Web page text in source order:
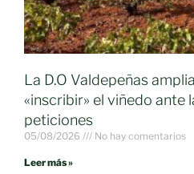
La D.O Valdepeñas
«inscribir» el viñedo ante
peticiones
05/08/2026 No hay comentarios
Leer más »